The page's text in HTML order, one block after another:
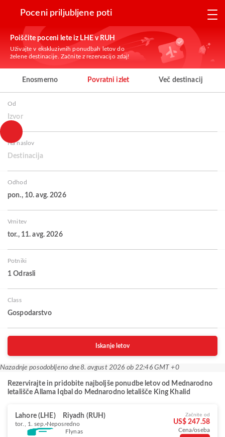
Poceni priljubljene poti
Poiščite poceni lete iz LHE v RUH
Uživajte v ekskluzivnih ponudbah letov do
želene destinacije. Začnite z rezervacijo zdaj!
Enosmerno Povratni izlet Več destinacij
Od
Izvor
Na naslov
Destinacija
Odhod
pon., 10. avg. 2026
Vrnitev
tor., 11. avg. 2026
Potniki
1 Odrasli
Class
Gospodarstvo
Iskanje letov
Nazadnje posodobljeno dne8. avgust 2026 ob 22:46 GMT +0
Rezervirajte in pridobite najboljše ponudbe letov od Mednarodno
letališče Allama Iqbal do Mednarodno letališče King Khalid
Lahore (LHE) Riyadh (RUH)
tor., 1. sep. Neposredno
Flynas
Začnite od
US$ 247.58
Cena/oseba